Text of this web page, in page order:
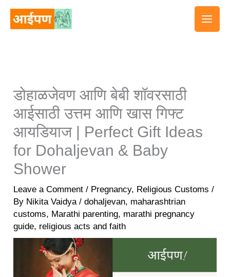
Skip
डोहाळजेवण आणि बेबी शॉवरसाठी
आईसाठी उत्तम आणि खास गिफ्ट
आयडियाज | Perfect Gift Ideas
for Dohaljevan & Baby
Shower
Leave a Comment / Pregnancy, Religious Customs /
By Nikita Vaidya/dohaljevan, maharashtrian
customs, Marathi parenting, marathi pregnancy
guide, religious acts and faith